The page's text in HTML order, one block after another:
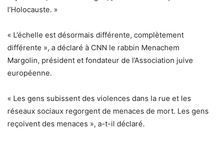
l’Holocauste. »
« L’échelle est désormais différente, complètement
différente », a déclaré à CNN le rabbin Menachem
Margolin, président et fondateur de l’Association juive
européenne.
« Les gens subissent des violences dans la rue et les
réseaux sociaux regorgent de menaces de mort. Les gens
reçoivent des menaces », a-t-il déclaré.